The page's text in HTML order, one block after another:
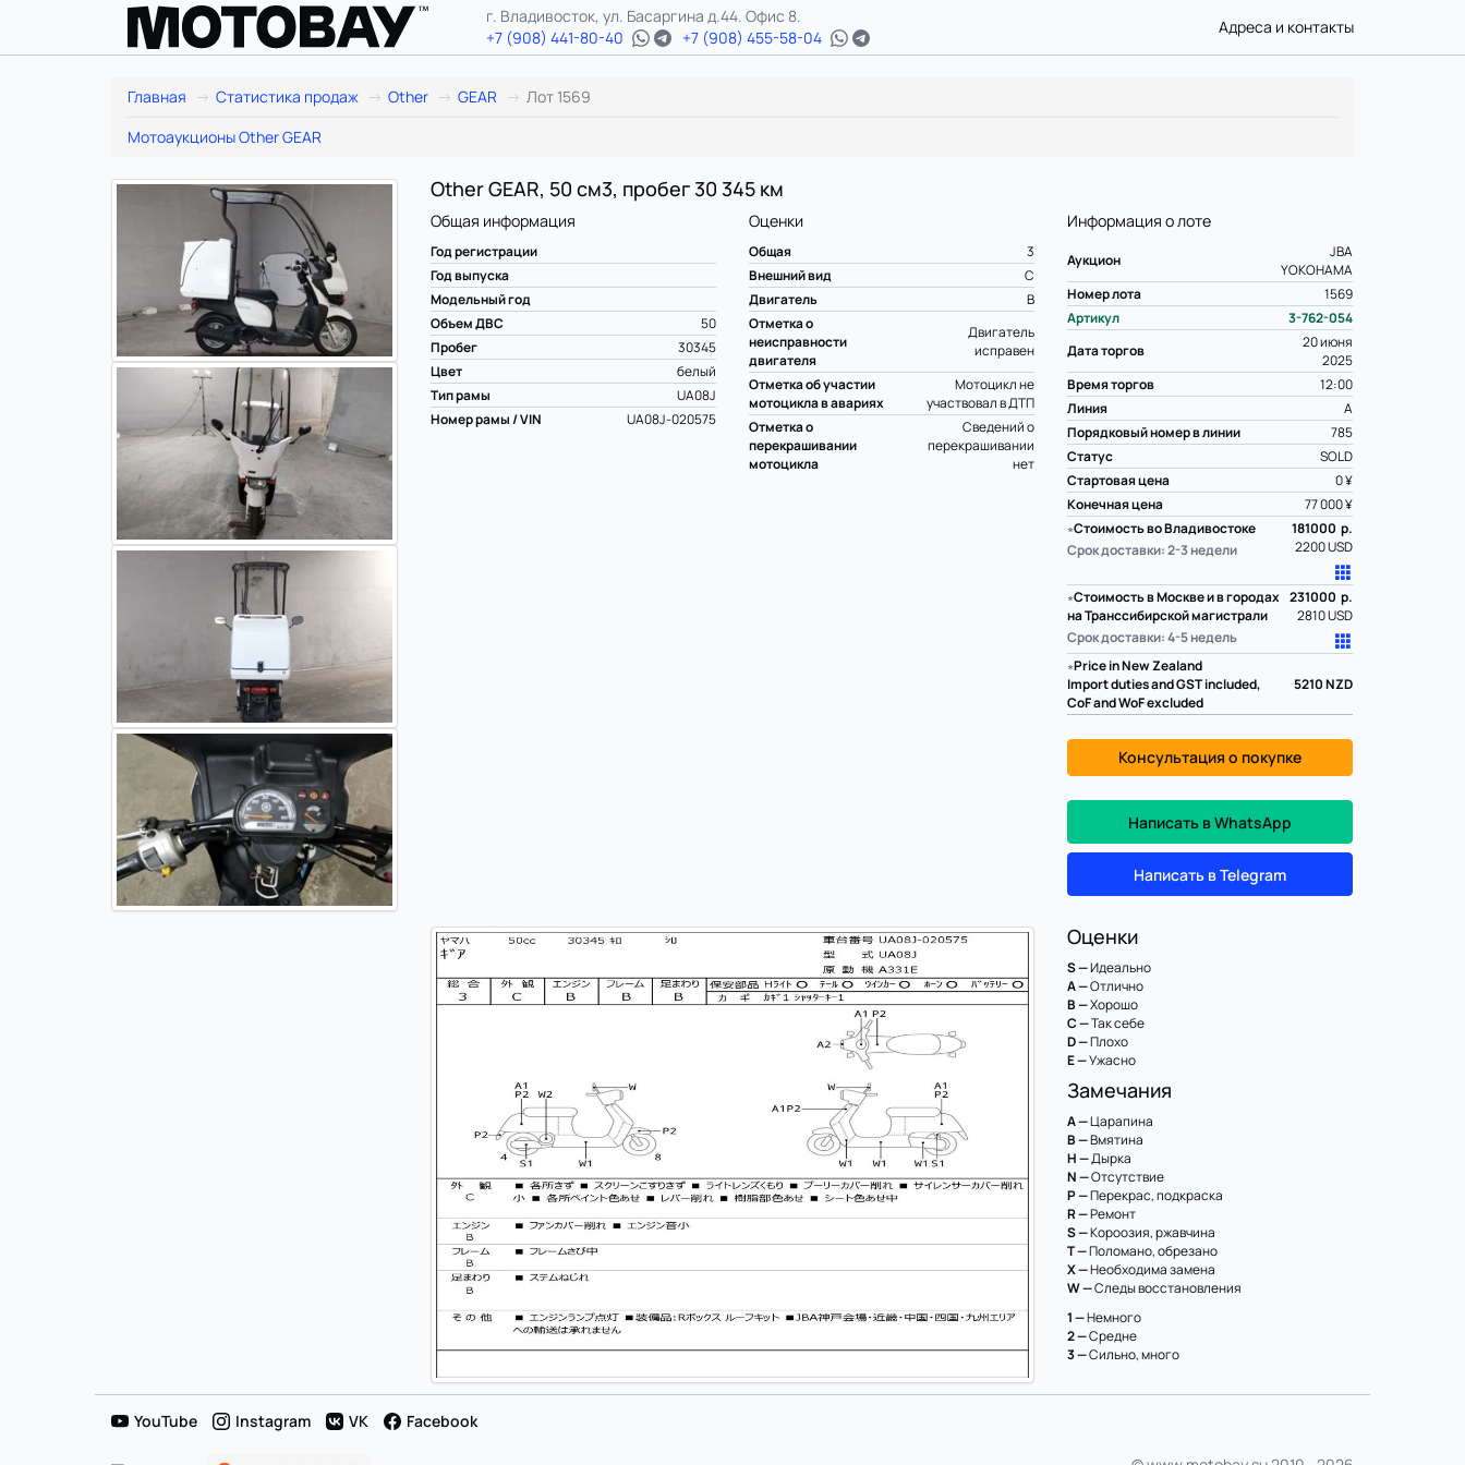
г. Владивосток, ул. Басаргина д.44. Офис 8.
+7 (908) 441-80-40
+7 (908) 455-58-04
Адреса и контакты
Главная Статистика продаж Other GEAR
Лот 1569
Мотоаукционы Other GEAR
Other GEAR, 50 см3, пробег 30 345 км
Информация о лоте
Аукцион
JBA
YOKOHAMA
Номер лота
1569
Артикул
3-762-054
Дата торгов
20 июня
2025
Время торгов
12:00
Линия
A
Порядковый номер в линии
785
Статус
SOLD
Стартовая цена
0 ¥
Конечная цена
77 000 ¥
∗Стоимость во Владивостоке
Срок доставки: 2-3 недели
181000 р.
2200 USD
∗Стоимость в Москве и в городах
на Транссибирской магистрали
Срок доставки: 4-5 недель
231000 р.
2810 USD
∗Price in New Zealand
Import duties and GST included,
CoF and WoF excluded
5210NZD
Консультация о покупке
Написать в WhatsApp
Написать в Telegram
Общая информация
Год регистрации
Год выпуска
Модельный год
Объем ДВС
50
Пробег
30345
Цвет
белый
Тип рамы
UA08J
Номер рамы / VIN
UA08J-020575
Оценки
Общая
3
Внешний вид
C
Двигатель
B
Отметка о
неисправности
двигателя
Двигатель
исправен
Отметка об участии
мотоцикла в авариях
Мотоцикл не
участвовал в ДТП
Отметка о
перекрашивании
мотоцикла
Сведений о
перекрашивании
нет
Оценки
S —Идеально
A —Отлично
B —Хорошо
C —Так себе
D —Плохо
E —Ужасно
Замечания
A —Царапина
B —Вмятина
H —Дырка
N —Отсутствие
P —Перекрас, подкраска
R —Ремонт
S —Короозия, ржавчина
T —Поломано, обрезано
X —Необходима замена
W —Следы восстановления
1 —Немного
2 —Средне
3 —Сильно, много
YouTube Instagram VK Facebook